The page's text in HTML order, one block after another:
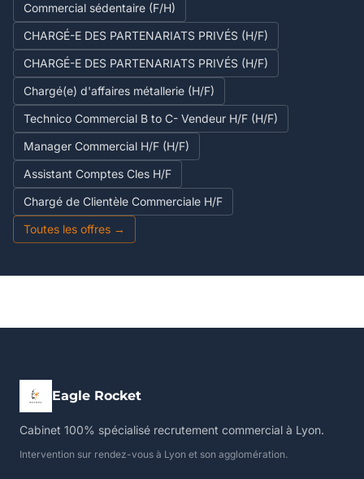
Commercial sédentaire (F/H)
CHARGÉ-E DES PARTENARIATS PRIVÉS (H/F)
CHARGÉ-E DES PARTENARIATS PRIVÉS (H/F)
Chargé(e) d'affaires métallerie (H/F)
Technico Commercial B to C- Vendeur H/F (H/F)
Manager Commercial H/F (H/F)
Assistant Comptes Cles H/F
Chargé de Clientèle Commerciale H/F
Toutes les offres →
Eagle Rocket
Cabinet 100% spécialisé recrutement commercial à Lyon.
Intervention sur rendez-vous à Lyon et son agglomération.